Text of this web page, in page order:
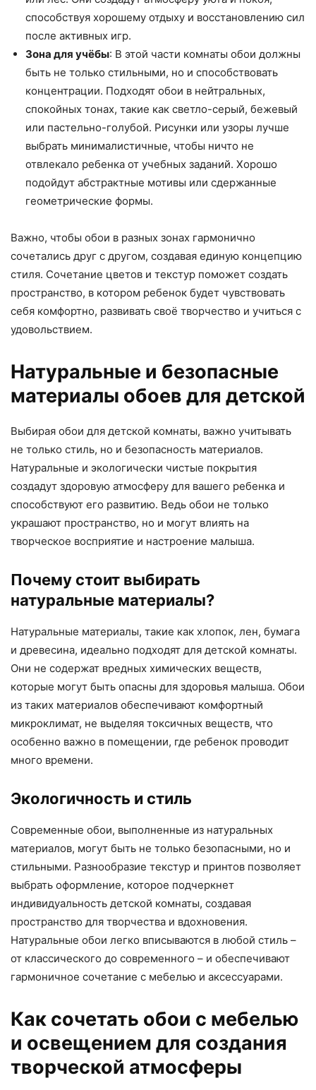
способствуя хорошему отдыху и восстановлению сил
после активных игр.
Зона для учёбы: В этой части комнаты обои должны
быть не только стильными, но и способствовать
концентрации. Подходят обои в нейтральных,
спокойных тонах, такие как светло-серый, бежевый
или пастельно-голубой. Рисунки или узоры лучше
выбрать минималистичные, чтобы ничто не
отвлекало ребенка от учебных заданий. Хорошо
подойдут абстрактные мотивы или сдержанные
геометрические формы.
Важно, чтобы обои в разных зонах гармонично
сочетались друг с другом, создавая единую концепцию
стиля. Сочетание цветов и текстур поможет создать
пространство, в котором ребенок будет чувствовать
себя комфортно, развивать своё творчество и учиться с
удовольствием.
Натуральные и безопасные
материалы обоев для детской
Выбирая обои для детской комнаты, важно учитывать
не только стиль, но и безопасность материалов.
Натуральные и экологически чистые покрытия
создадут здоровую атмосферу для вашего ребенка и
способствуют его развитию. Ведь обои не только
украшают пространство, но и могут влиять на
творческое восприятие и настроение малыша.
Почему стоит выбирать
натуральные материалы?
Натуральные материалы, такие как хлопок, лен, бумага
и древесина, идеально подходят для детской комнаты.
Они не содержат вредных химических веществ,
которые могут быть опасны для здоровья малыша. Обои
из таких материалов обеспечивают комфортный
микроклимат, не выделяя токсичных веществ, что
особенно важно в помещении, где ребенок проводит
много времени.
Экологичность и стиль
Современные обои, выполненные из натуральных
материалов, могут быть не только безопасными, но и
стильными. Разнообразие текстур и принтов позволяет
выбрать оформление, которое подчеркнет
индивидуальность детской комнаты, создавая
пространство для творчества и вдохновения.
Натуральные обои легко вписываются в любой стиль –
от классического до современного – и обеспечивают
гармоничное сочетание с мебелью и аксессуарами.
Как сочетать обои с мебелью
и освещением для создания
творческой атмосферы